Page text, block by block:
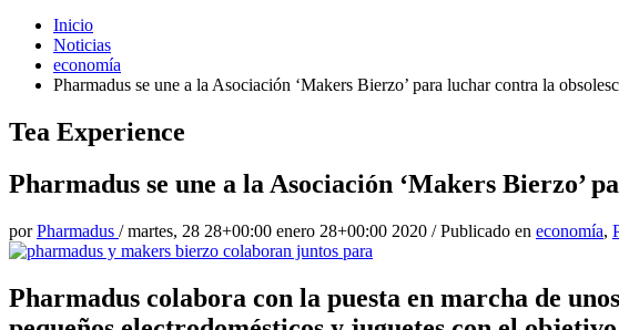
Inicio
Noticias
economía
Pharmadus se une a la Asociación ‘Makers Bierzo’ para luchar contra la
Tea Experience
Pharmadus se une a la Asociación ‘Makers Bierzo’
porPharmadus /martes, 28 28+00:00 enero 28+00:00 2020 /Publicado en economía,
Pharmadus colabora con la puesta en marcha de